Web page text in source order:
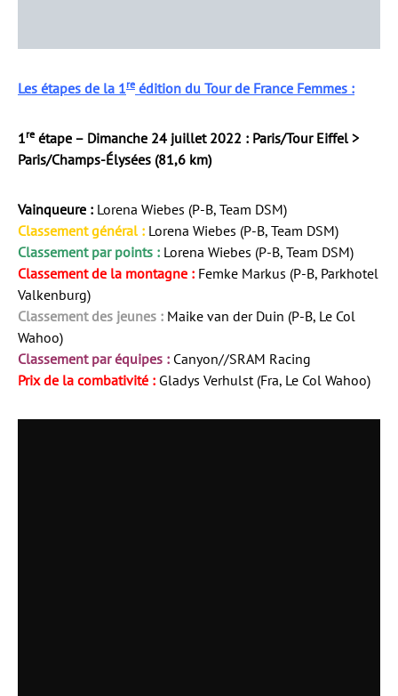
Les étapes de la 1re édition du Tour de France Femmes :
1re étape – Dimanche 24 juillet 2022 : Paris/Tour Eiffel >
Paris/Champs-Élysées (81,6 km)
Vainqueure : Lorena Wiebes (P-B, Team DSM)
Classement général : Lorena Wiebes (P-B, Team DSM)
Classement par points : Lorena Wiebes (P-B, Team DSM)
Classement de la montagne : Femke Markus (P-B, Parkhotel
Valkenburg)
Classement des jeunes : Maike van der Duin (P-B, Le Col
Wahoo)
Classement par équipes : Canyon//SRAM Racing
Prix de la combativité : Gladys Verhulst (Fra, Le Col Wahoo)